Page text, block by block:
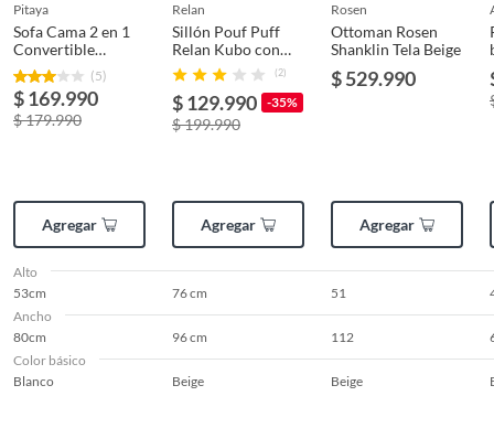
pitaya
Sofa Cama 2 en 1
Convertible
Plegable Espuma
Densa
(5)
$ 169.990
$ 179.990
Agregar
relan
Sillón Pouf Puff
Relan Kubo con
Apoyabrazos con
Relleno
(2)
$ 129.990 -35%
$ 199.990
Agregar
rosen
Ottoman Rosen
Shanklin Tela Beige
$ 529.990
Agregar
Alto
53cm
76 cm 51
Ancho
80cm
96 cm 112
Color básico
Blanco
Beige Beige